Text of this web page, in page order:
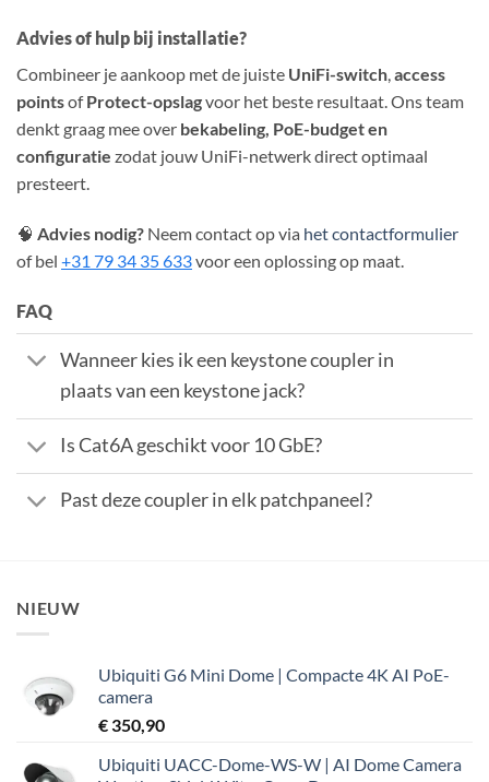
Advies of hulp bij installatie?
Combineer je aankoop met de juiste UniFi-switch,access
pointsofProtect-opslagvoor het beste resultaat. Ons team
denkt graag mee over bekabeling, PoE-budget en
configuratie zodat jouw UniFi-netwerk direct optimaal
presteert.
🧠 Advies nodig? Neem contact op via het contactformulier
of bel +31 79 34 35 633voor een oplossing op maat.
FAQ
Wanneer kies ik een keystone coupler in
plaats van een keystone jack?
Is Cat6A geschikt voor 10 GbE?
Past deze coupler in elk patchpaneel?
NIEUW
Ubiquiti G6 Mini Dome | Compacte 4K AI PoE-
camera
€ 350,90
Ubiquiti UACC-Dome-WS-W | AI Dome Camera